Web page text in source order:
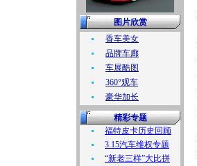
图片欣赏
香车美女
品牌车廊
车展酷图
360°观车
豪华加长
精彩专题
福特皮卡历史回顾
3.15汽车维权专题
“新老三样”大比拼